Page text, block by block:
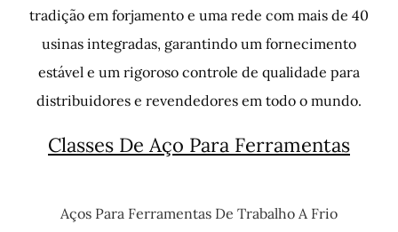
tradição em forjamento e uma rede com mais de 40
usinas integradas, garantindo um fornecimento
estável e um rigoroso controle de qualidade para
distribuidores e revendedores em todo o mundo.
Classes De Aço Para Ferramentas
Aços Para Ferramentas De Trabalho A Frio